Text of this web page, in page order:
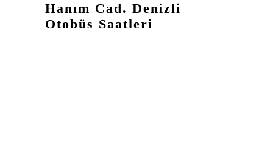
Hanım Cad. Denizli
Otobüs Saatleri